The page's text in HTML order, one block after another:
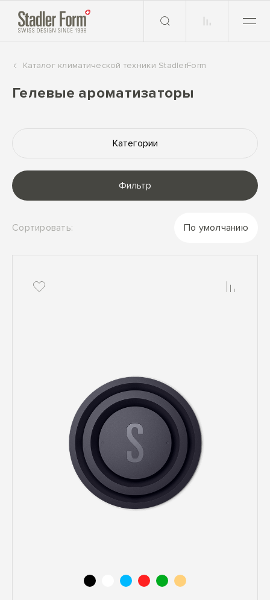
Каталог климатической техники StadlerForm
Гелевые ароматизаторы
Категории
Фильтр
Сортировать: По умолчанию